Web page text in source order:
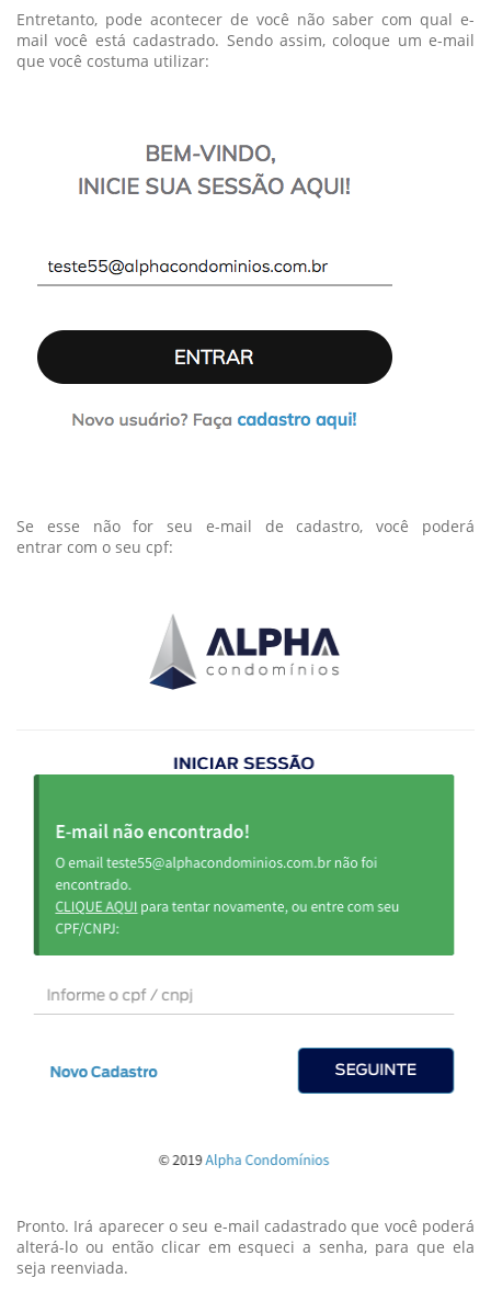
Entretanto, pode acontecer de você não saber com qual e-
mail você está cadastrado. Sendo assim, coloque um e-mail
que você costuma utilizar:
Se esse não for seu e-mail de cadastro, você poderá
entrar com o seu cpf:
Pronto. Irá aparecer o seu e-mail cadastrado que você poderá
alterá-lo ou então clicar em esqueci a senha, para que ela
seja reenviada.